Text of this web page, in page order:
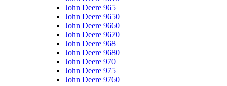
John Deere 965
John Deere 9650
John Deere 9660
John Deere 9670
John Deere 968
John Deere 9680
John Deere 970
John Deere 975
John Deere 9760